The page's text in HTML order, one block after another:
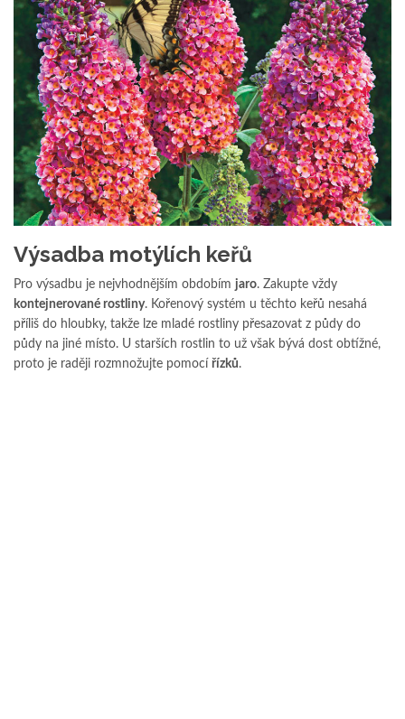
Výsadba motýlích keřů
Pro výsadbu je nejvhodnějším obdobím jaro. Zakupte vždy
kontejnerované rostliny. Kořenový systém u těchto keřů nesahá
příliš do hloubky, takže lze mladé rostliny přesazovat z půdy do
půdy na jiné místo. U starších rostlin to už však bývá dost obtížné,
proto je raději rozmnožujte pomocí řízků.